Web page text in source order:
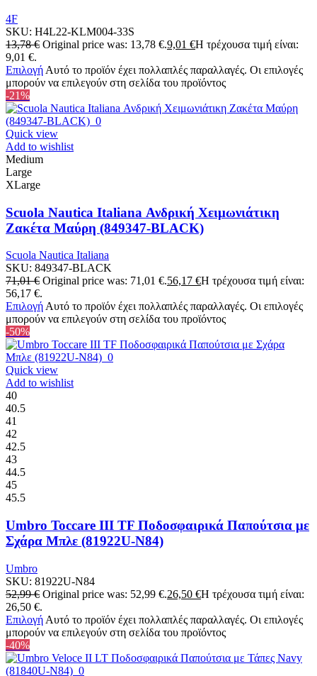
4F
SKU: H4L22-KLM004-33S
13,78€ Original price was: 13,78 €.9,01 €Η τρέχουσα τιμή είναι:
9,01 €.
Επιλογή Αυτό το προϊόν έχει πολλαπλές παραλλαγές. Οι επιλογές
μπορούν να επιλεγούν στη σελίδα του προϊόντος
-21%
Quick view
Add to wishlist
Medium
Large
XLarge
Scuola Nautica Italiana Ανδρική Χειμωνιάτικη
Ζακέτα Μαύρη (849347-BLACK)
Scuola Nautica Italiana
SKU: 849347-BLACK
71,01€ Original price was: 71,01 €.56,17 €Η τρέχουσα τιμή είναι:
56,17 €.
Επιλογή Αυτό το προϊόν έχει πολλαπλές παραλλαγές. Οι επιλογές
μπορούν να επιλεγούν στη σελίδα του προϊόντος
-50%
Quick view
Add to wishlist
40
40.5
41
42
42.5
43
44.5
45
45.5
Umbro Toccare III TF Ποδοσφαιρικά Παπούτσια με
Σχάρα Μπλε (81922U-N84)
Umbro
SKU: 81922U-N84
52,99€ Original price was: 52,99 €.26,50 €Η τρέχουσα τιμή είναι:
26,50 €.
Επιλογή Αυτό το προϊόν έχει πολλαπλές παραλλαγές. Οι επιλογές
μπορούν να επιλεγούν στη σελίδα του προϊόντος
-40%